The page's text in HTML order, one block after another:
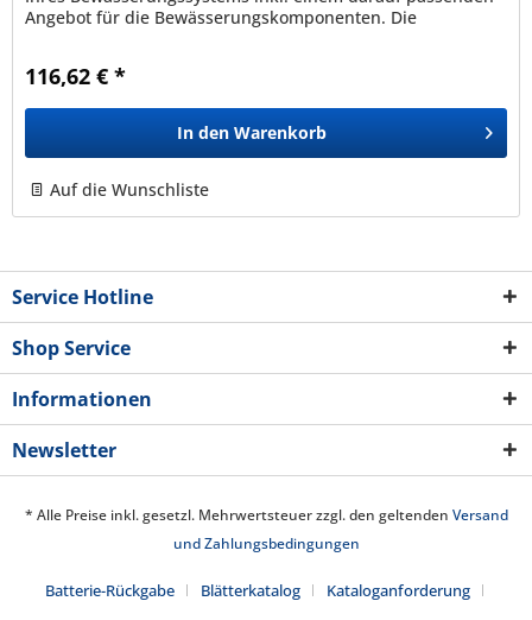
Angebot für die Bewässerungskomponenten. Die
116,62 € *
In den Warenkorb
Auf die Wunschliste
Service Hotline
Shop Service
Informationen
Newsletter
* Alle Preise inkl. gesetzl. Mehrwertsteuer zzgl. den geltenden Versand
und Zahlungsbedingungen
Batterie-Rückgabe Blätterkatalog Kataloganforderung